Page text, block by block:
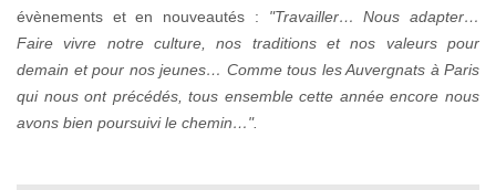
évènements et en nouveautés : "Travailler… Nous adapter…
Faire vivre notre culture, nos traditions et nos valeurs pour
demain et pour nos jeunes… Comme tous les Auvergnats à Paris
qui nous ont précédés, tous ensemble cette année encore nous
avons bien poursuivi le chemin…".